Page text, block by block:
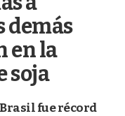
demás
en la
soja
fue récord